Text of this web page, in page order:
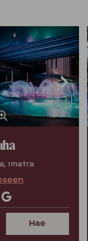
Imatra
Hae